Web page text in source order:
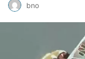
bno